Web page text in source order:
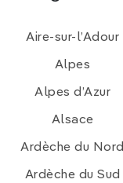
Aire-sur-l’Adour
Alpes
Alpes d’Azur
Alsace
Ardèche du Nord
Ardèche du Sud